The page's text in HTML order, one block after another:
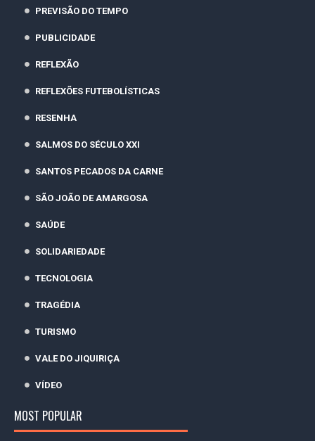
PREVISÃO DO TEMPO
PUBLICIDADE
REFLEXÃO
REFLEXÕES FUTEBOLÍSTICAS
RESENHA
SALMOS DO SÉCULO XXI
SANTOS PECADOS DA CARNE
SÃO JOÃO DE AMARGOSA
SAÚDE
SOLIDARIEDADE
TECNOLOGIA
TRAGÉDIA
TURISMO
VALE DO JIQUIRIÇA
VÍDEO
MOST POPULAR